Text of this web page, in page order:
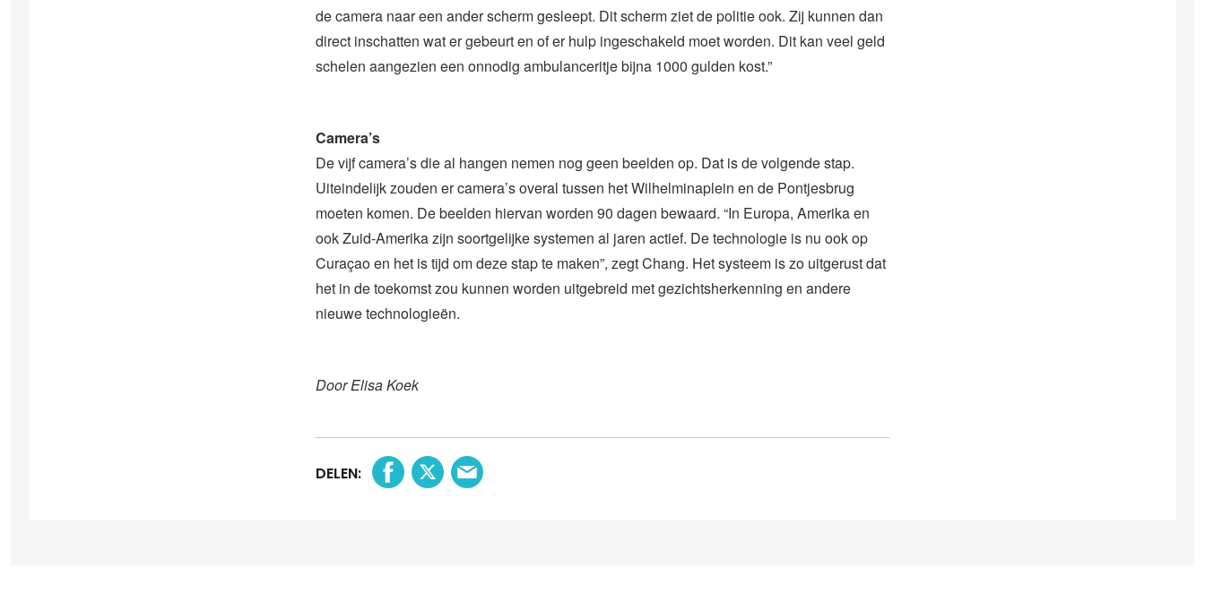
de camera naar een ander scherm gesleept. Dit scherm ziet de politie ook. Zij kunnen dan
direct inschatten wat er gebeurt en of er hulp ingeschakeld moet worden. Dit kan veel geld
schelen aangezien een onnodig ambulanceritje bijna 1000 gulden kost.”
Camera’s
De vijf camera’s die al hangen nemen nog geen beelden op. Dat is de volgende stap.
Uiteindelijk zouden er camera’s overal tussen het Wilhelminaplein en de Pontjesbrug
moeten komen. De beelden hiervan worden 90 dagen bewaard. “In Europa, Amerika en
ook Zuid-Amerika zijn soortgelijke systemen al jaren actief. De technologie is nu ook op
Curaçao en het is tijd om deze stap te maken”, zegt Chang. Het systeem is zo uitgerust dat
het in de toekomst zou kunnen worden uitgebreid met gezichtsherkenning en andere
nieuwe technologieën.
Door Elisa Koek
DELEN: